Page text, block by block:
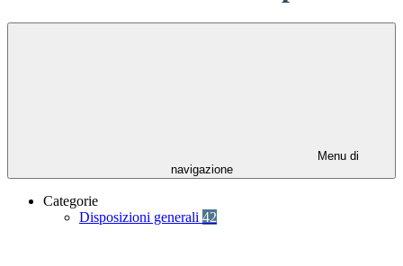
Menu di
navigazione
Categorie
Disposizioni generali 42